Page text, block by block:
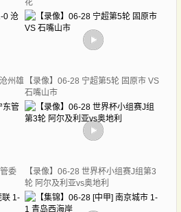
花
州雄 【录像】06-28 宁超第5轮 固原市 VS
石嘴山市
委
【录像】06-28 世界杯小组赛J组第3
轮 阿尔及利亚vs奥地利